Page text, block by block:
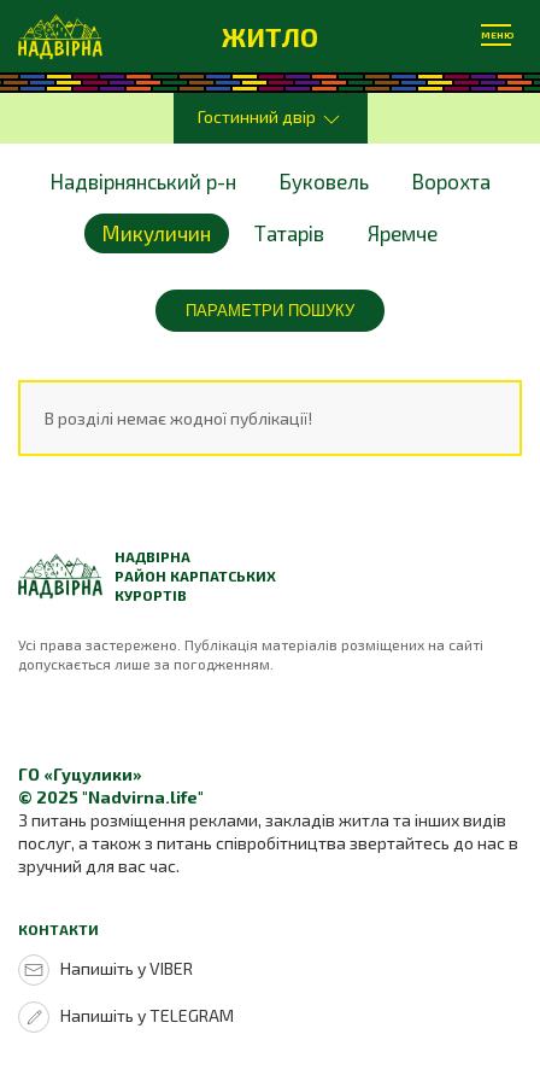
ЖИТЛО МЕНЮ
Гостинний двір
Надвірнянський р-н Буковель Ворохта
Микуличин Татарів Яремче
ПАРАМЕТРИ ПОШУКУ
В розділі немає жодної публікації!
НАДВІРНА
РАЙОН КАРПАТСЬКИХ
КУРОРТІВ
Усі права застережено. Публікація матеріалів розміщених на сайті
допускається лише за погодженням.
ГО «Гуцулики»
© 2025 "Nadvirna.life"
З питань розміщення реклами, закладів житла та інших видів
послуг, а також з питань співробітництва звертайтесь до нас в
зручний для вас час.
КОНТАКТИ
Напишіть у VIBER
Напишіть у TELEGRAM